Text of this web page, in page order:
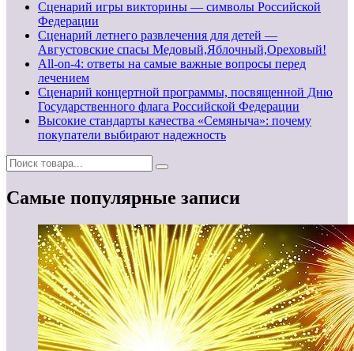
Сценарий игры викторины — символы Российской
Федерации
Сценарий летнего развлечения для детей —
Августовские спасы Медовый,Яблочный,Ореховый!
All-on-4: ответы на самые важные вопросы перед
лечением
Сценарий концертной программы, посвященной Дню
Государственного флага Российской Федерации
Высокие стандарты качества «Семяныча»: почему
покупатели выбирают надежность
Самые популярные записи